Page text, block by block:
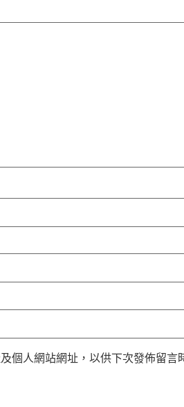
個人網站網址，以供下次發佈留言